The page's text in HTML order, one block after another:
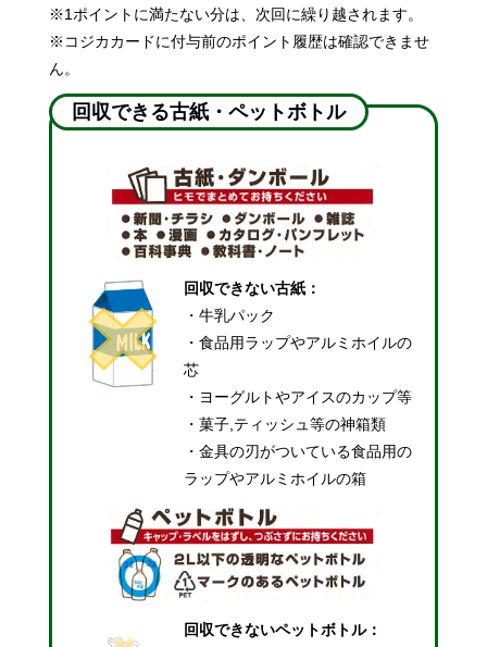
※1ポイントに満たない分は、次回に繰り越されます。
※コジカカードに付与前のポイント履歴は確認できませ
ん。
回収できる古紙・ペットボトル
回収できない古紙：
・牛乳パック
・食品用ラップやアルミホイルの
芯
・ヨーグルトやアイスのカップ等
・菓子,ティッシュ等の神箱類
・金具の刃がついている食品用の
ラップやアルミホイルの箱
回収できないペットボトル：